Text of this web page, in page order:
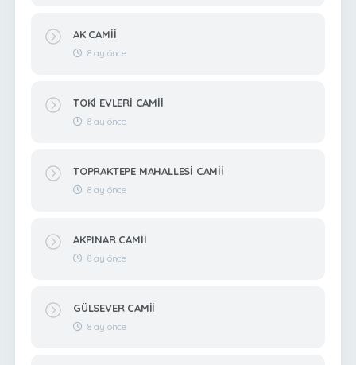
AK CAMİİ
8 ay önce
TOKİ EVLERİ CAMİİ
8 ay önce
TOPRAKTEPE MAHALLESİ CAMİİ
8 ay önce
AKPINAR CAMİİ
8 ay önce
GÜLSEVER CAMİİ
8 ay önce